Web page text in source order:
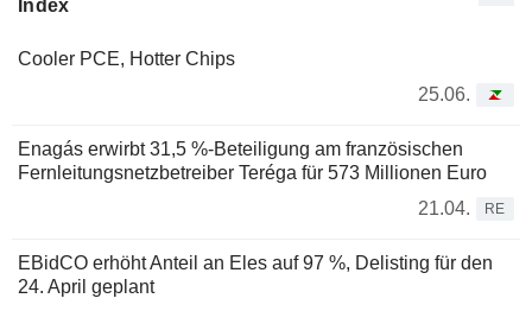
Index
Cooler PCE, Hotter Chips
25.06.
Enagás erwirbt 31,5 %-Beteiligung am französischen
Fernleitungsnetzbetreiber Teréga für 573 Millionen Euro
21.04.
RE
EBidCO erhöht Anteil an Eles auf 97 %, Delisting für den
24. April geplant